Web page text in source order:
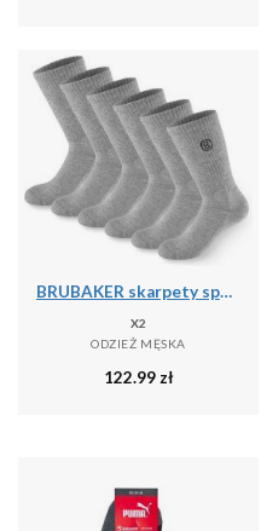
BRUBAKER skarpety sportowe 6 par unisex oddychające retro - Szary
X2
ODZIEŻ MĘSKA
122.99zł